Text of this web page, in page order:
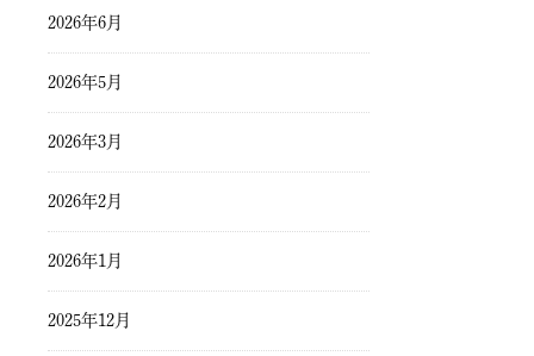
2026年6月
2026年5月
2026年3月
2026年2月
2026年1月
2025年12月